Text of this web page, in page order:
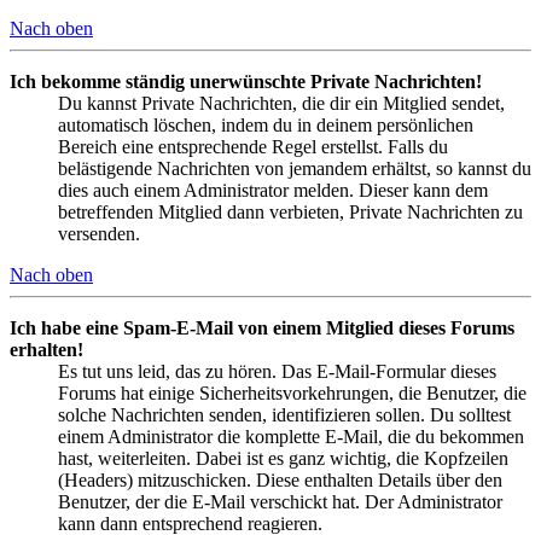
Nach oben
Ich bekomme ständig unerwünschte Private Nachrichten!
Du kannst Private Nachrichten, die dir ein Mitglied sendet,
automatisch löschen, indem du in deinem persönlichen
Bereich eine entsprechende Regel erstellst. Falls du
belästigende Nachrichten von jemandem erhältst, so kannst du
dies auch einem Administrator melden. Dieser kann dem
betreffenden Mitglied dann verbieten, Private Nachrichten zu
versenden.
Nach oben
Ich habe eine Spam-E-Mail von einem Mitglied dieses Forums
erhalten!
Es tut uns leid, das zu hören. Das E-Mail-Formular dieses
Forums hat einige Sicherheitsvorkehrungen, die Benutzer, die
solche Nachrichten senden, identifizieren sollen. Du solltest
einem Administrator die komplette E-Mail, die du bekommen
hast, weiterleiten. Dabei ist es ganz wichtig, die Kopfzeilen
(Headers) mitzuschicken. Diese enthalten Details über den
Benutzer, der die E-Mail verschickt hat. Der Administrator
kann dann entsprechend reagieren.